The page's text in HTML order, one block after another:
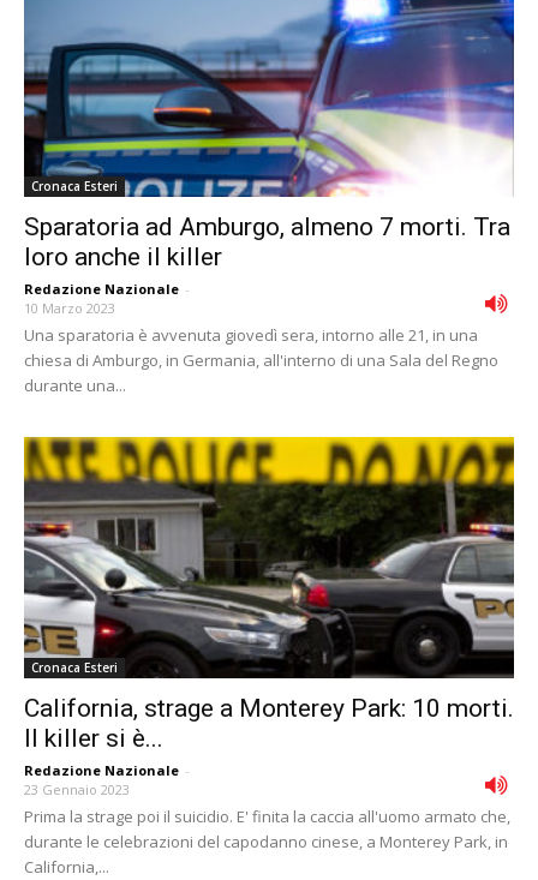
Cronaca Esteri
Sparatoria ad Amburgo, almeno 7 morti. Tra
loro anche il killer
Redazione Nazionale -
10 Marzo 2023
Una sparatoria è avvenuta giovedì sera, intorno alle 21, in una
chiesa di Amburgo, in Germania, all'interno di una Sala del Regno
durante una...
Cronaca Esteri
California, strage a Monterey Park: 10 morti.
Il killer si è...
Redazione Nazionale -
23 Gennaio 2023
Prima la strage poi il suicidio. E' finita la caccia all'uomo armato che,
durante le celebrazioni del capodanno cinese, a Monterey Park, in
California,...